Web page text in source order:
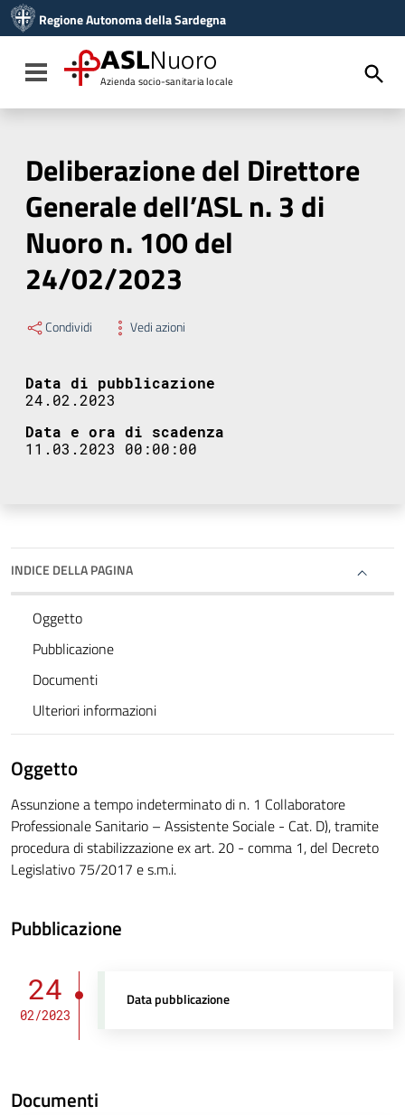
Vai al menu di navigazione
Vai al footer
Regione Autonoma della Sardegna
Toggle navigation
ASLNuoro
Azienda socio-sanitaria locale
Deliberazione del Direttore
Generale dell’ASL n. 3 di
Nuoro n. 100 del
24/02/2023
Condividi Vedi azioni
Data di pubblicazione
24.02.2023
Data e ora di scadenza
11.03.2023 00:00:00
INDICE DELLA PAGINA
Oggetto
Pubblicazione
Documenti
Ulteriori informazioni
Oggetto
Assunzione a tempo indeterminato di n. 1 Collaboratore
Professionale Sanitario – Assistente Sociale - Cat. D), tramite
procedura di stabilizzazione ex art. 20 - comma 1, del Decreto
Legislativo 75/2017 e s.m.i.
Pubblicazione
24
02/2023
Data pubblicazione
Documenti